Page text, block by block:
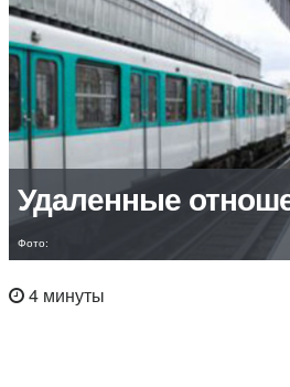
Удаленные
Фото:
4 минуты